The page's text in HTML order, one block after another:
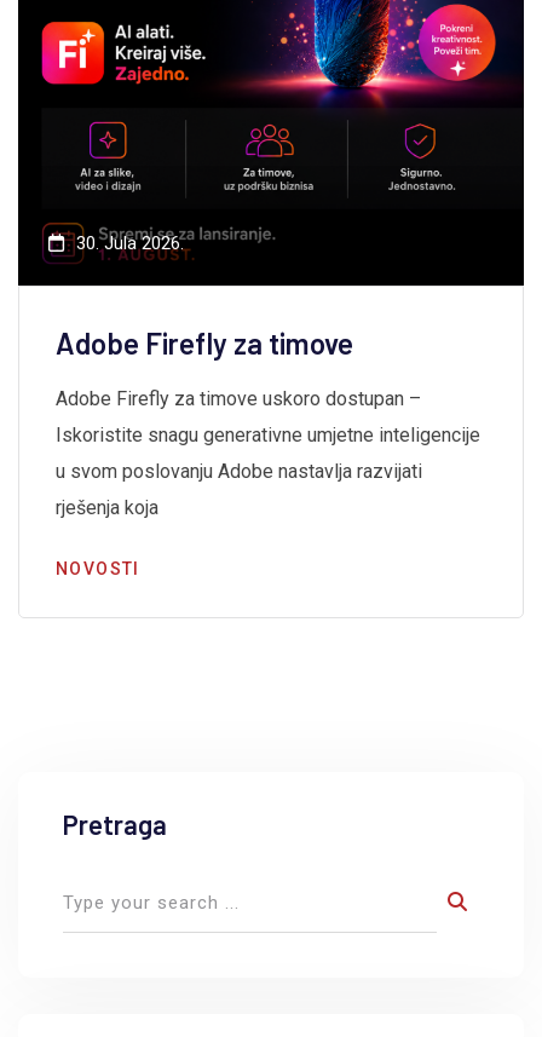
30. Jula 2026.
Adobe Firefly za timove
Adobe Firefly za timove uskoro dostupan –
Iskoristite snagu generativne umjetne inteligencije
u svom poslovanju Adobe nastavlja razvijati
rješenja koja
NOVOSTI
Pretraga